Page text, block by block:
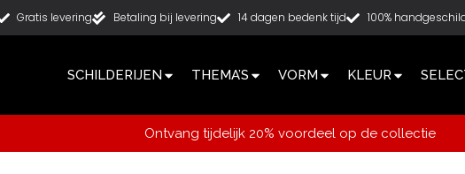
Gratis levering Betaling bij levering 14 dagen bedenk tijd 100%
SCHILDERIJEN THEMA’S VORM KLEUR
Ontvang tijdelijk 20% voordeel op de collectie